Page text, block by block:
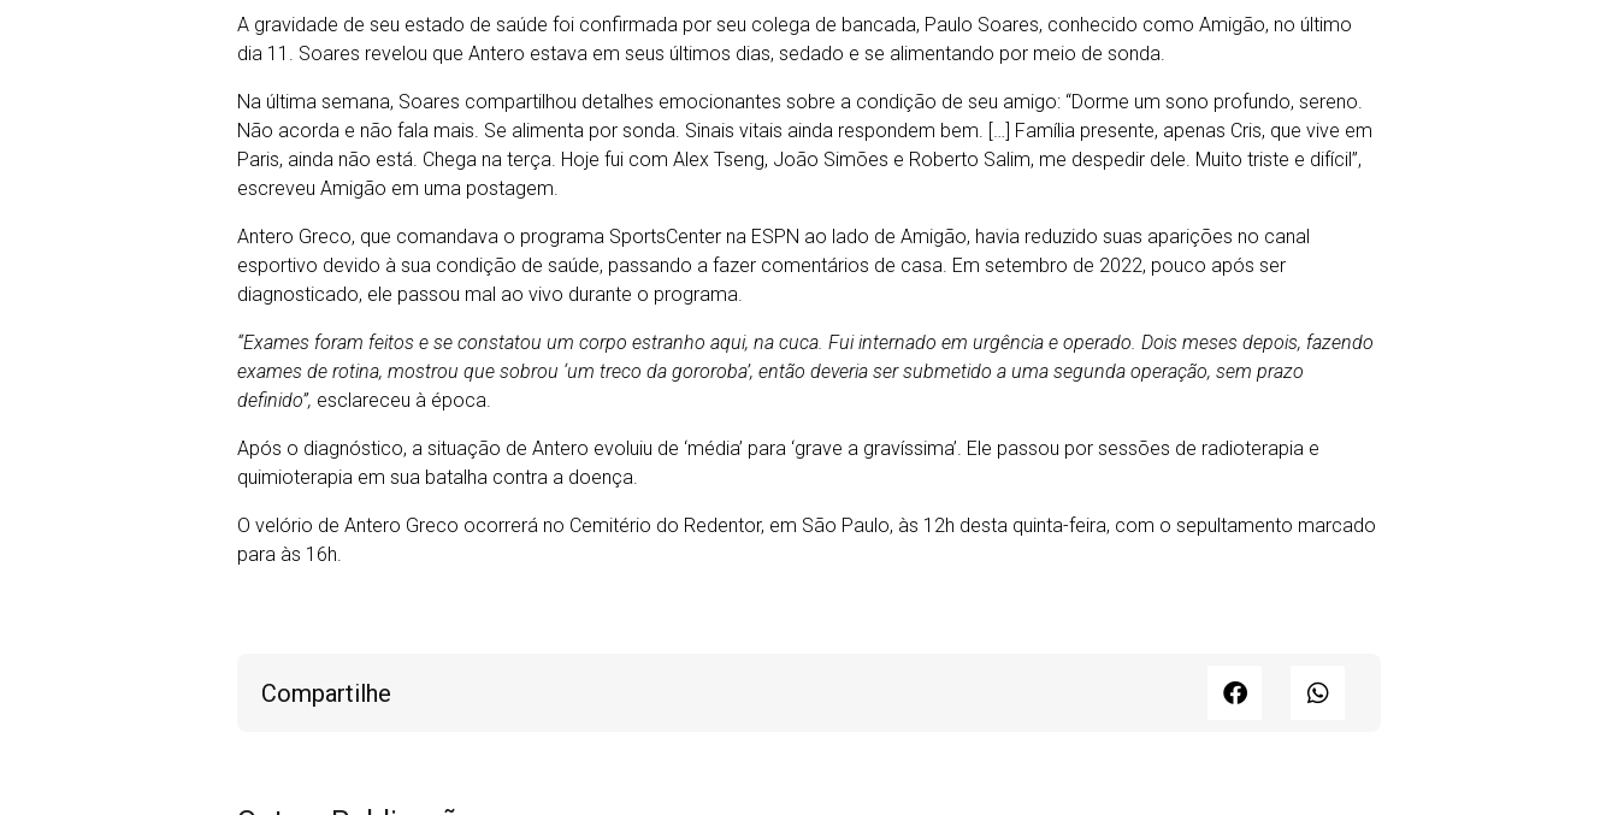
A gravidade de seu estado de saúde foi confirmada por seu colega de bancada, Paulo Soares, conhecido como Amigão, no último
dia 11. Soares revelou que Antero estava em seus últimos dias, sedado e se alimentando por meio de sonda.
Na última semana, Soares compartilhou detalhes emocionantes sobre a condição de seu amigo: “Dorme um sono profundo, sereno.
Não acorda e não fala mais. Se alimenta por sonda. Sinais vitais ainda respondem bem. […] Família presente, apenas Cris, que vive em
Paris, ainda não está. Chega na terça. Hoje fui com Alex Tseng, João Simões e Roberto Salim, me despedir dele. Muito triste e difícil”,
escreveu Amigão em uma postagem.
Antero Greco, que comandava o programa SportsCenter na ESPN ao lado de Amigão, havia reduzido suas aparições no canal
esportivo devido à sua condição de saúde, passando a fazer comentários de casa. Em setembro de 2022, pouco após ser
diagnosticado, ele passou mal ao vivo durante o programa.
“Exames foram feitos e se constatou um corpo estranho aqui, na cuca. Fui internado em urgência e operado. Dois meses depois, fazendo
exames de rotina, mostrou que sobrou ‘um treco da gororoba’, então deveria ser submetido a uma segunda operação, sem prazo
definido”, esclareceu à época.
Após o diagnóstico, a situação de Antero evoluiu de ‘média’ para ‘grave a gravíssima’. Ele passou por sessões de radioterapia e
quimioterapia em sua batalha contra a doença.
O velório de Antero Greco ocorrerá no Cemitério do Redentor, em São Paulo, às 12h desta quinta-feira, com o sepultamento marcado
para às 16h.
Compartilhe